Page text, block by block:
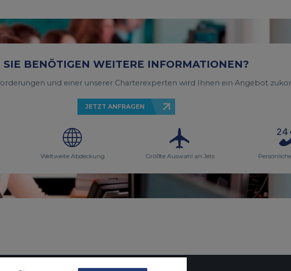
SIE BENÖTIGEN WEITERE INFORMATIONEN?
und einer unserer Charterexperten wird Ihnen ein Angebot
JETZT ANFRAGEN
Weltweite Abdeckung Größte Auswahl an Jets